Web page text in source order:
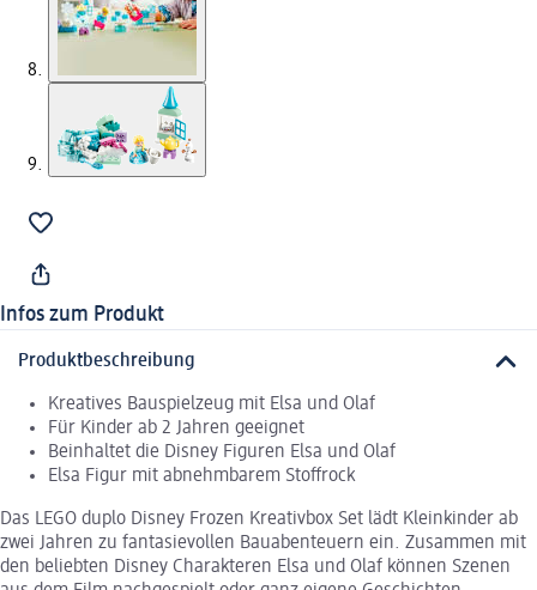
Infos zum Produkt
Produktbeschreibung
Kreatives Bauspielzeug mit Elsa und Olaf
Für Kinder ab 2 Jahren geeignet
Beinhaltet die Disney Figuren Elsa und Olaf
Elsa Figur mit abnehmbarem Stoffrock
Das LEGO duplo Disney Frozen Kreativbox Set lädt Kleinkinder ab
zwei Jahren zu fantasievollen Bauabenteuern ein. Zusammen mit
den beliebten Disney Charakteren Elsa und Olaf können Szenen